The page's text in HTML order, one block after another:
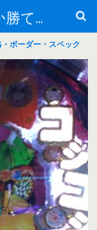
パチンコはプロしか勝てない！
ボーダー・スペック